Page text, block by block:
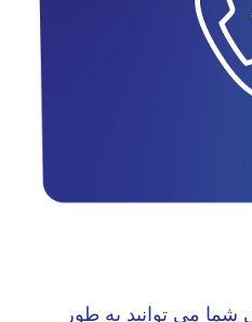
شما می توانید به طور